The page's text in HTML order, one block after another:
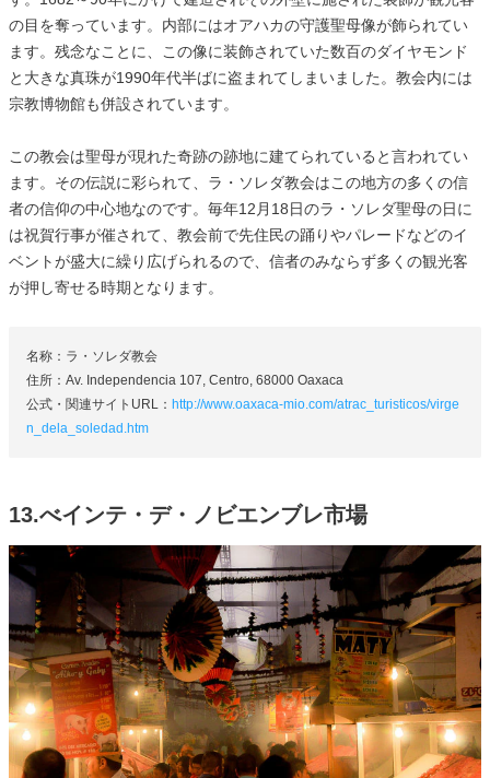
の目を奪っています。内部にはオアハカの守護聖母像が飾られてい
ます。残念なことに、この像に装飾されていた数百のダイヤモンド
と大きな真珠が1990年代半ばに盗まれてしまいました。教会内には
宗教博物館も併設されています。
この教会は聖母が現れた奇跡の跡地に建てられていると言われてい
ます。その伝説に彩られて、ラ・ソレダ教会はこの地方の多くの信
者の信仰の中心地なのです。毎年12月18日のラ・ソレダ聖母の日に
は祝賀行事が催されて、教会前で先住民の踊りやパレードなどのイ
ベントが盛大に繰り広げられるので、信者のみならず多くの観光客
が押し寄せる時期となります。
名称：ラ・ソレダ教会
住所：Av. Independencia 107, Centro, 68000 Oaxaca
公式・関連サイトURL： http://www.oaxaca-mio.com/atrac_turisticos/virge
n_dela_soledad.htm
13.べインテ・デ・ノビエンブレ市場